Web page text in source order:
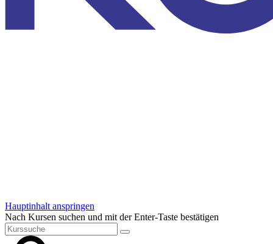
Hauptinhalt anspringen
Nach Kursen suchen und mit der Enter-Taste bestätigen